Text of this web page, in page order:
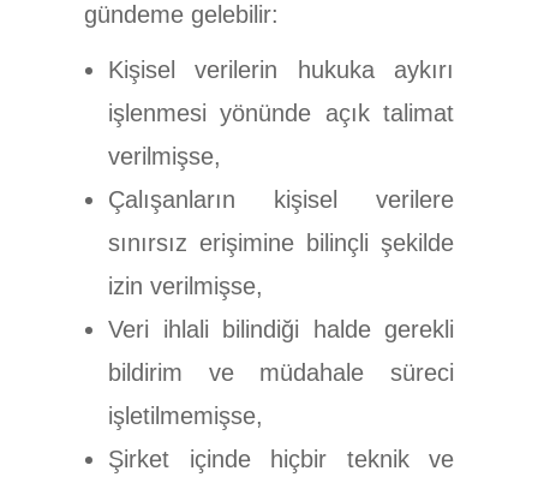
gündeme gelebilir:
Kişisel verilerin hukuka aykırı
işlenmesi yönünde açık talimat
verilmişse,
Çalışanların kişisel verilere
sınırsız erişimine bilinçli şekilde
izin verilmişse,
Veri ihlali bilindiği halde gerekli
bildirim ve müdahale süreci
işletilmemişse,
Şirket içinde hiçbir teknik ve